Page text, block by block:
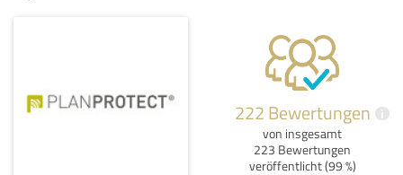
222 Bewertungen i
von insgesamt
223 Bewertungen
veröffentlicht (99 %)